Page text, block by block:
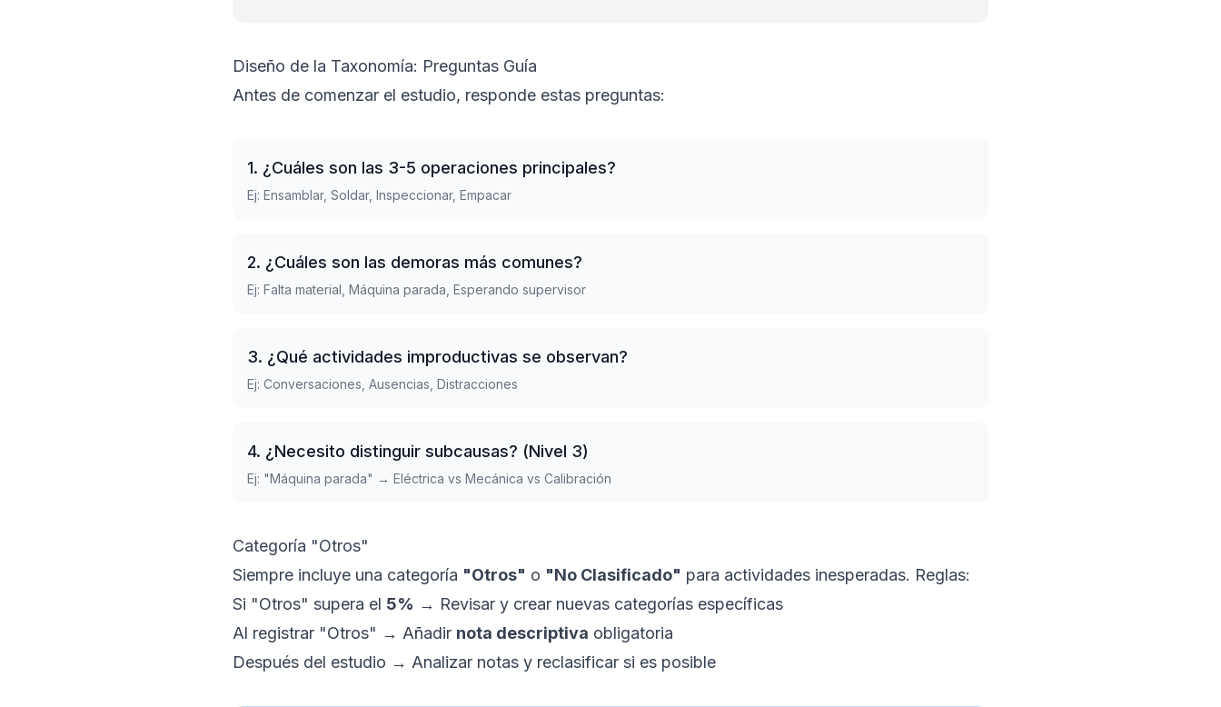
Diseño de la Taxonomía: Preguntas Guía
Antes de comenzar el estudio, responde estas preguntas:
1. ¿Cuáles son las 3-5 operaciones principales?
Ej: Ensamblar, Soldar, Inspeccionar, Empacar
2. ¿Cuáles son las demoras más comunes?
Ej: Falta material, Máquina parada, Esperando supervisor
3. ¿Qué actividades improductivas se observan?
Ej: Conversaciones, Ausencias, Distracciones
4. ¿Necesito distinguir subcausas? (Nivel 3)
Ej: "Máquina parada" → Eléctrica vs Mecánica vs Calibración
Categoría "Otros"
Siempre incluye una categoría "Otros" o "No Clasificado" para actividades inesperadas. Reglas:
Si "Otros" supera el 5% → Revisar y crear nuevas categorías específicas
Al registrar "Otros" → Añadir nota descriptiva obligatoria
Después del estudio → Analizar notas y reclasificar si es posible